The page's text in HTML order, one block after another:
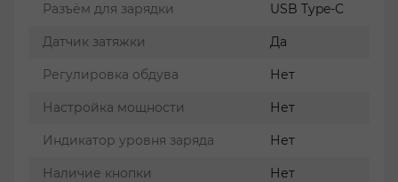
Разъём для зарядки USB Type-C
Датчик затяжки Да
Регулировка обдува Нет
Настройка мощности Нет
Индикатор уровня заряда Нет
Наличие кнопки Нет